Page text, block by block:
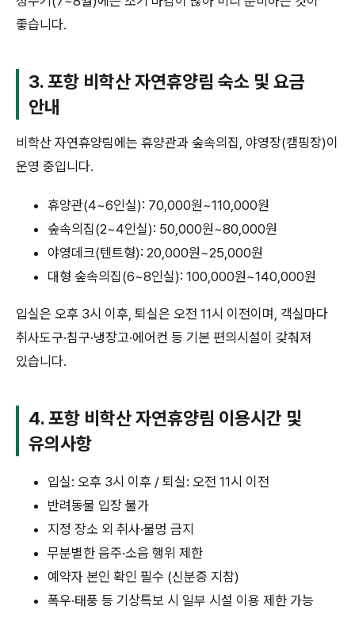
좋습니다.
3.포항 비학산 자연휴양림 숙소 및 요금
안내
비학산 자연휴양림에는 휴양관과 숲속의집, 야영장(캠핑장)이
운영 중입니다.
휴양관(4~6인실): 70,000원~110,000원
숲속의집(2~4인실): 50,000원~80,000원
야영데크(텐트형): 20,000원~25,000원
대형 숲속의집(6~8인실): 100,000원~140,000원
입실은 오후 3시 이후, 퇴실은 오전 11시 이전이며, 객실마다
취사도구·침구·냉장고·에어컨 등 기본 편의시설이 갖춰져
있습니다.
4.포항 비학산 자연휴양림 이용시간 및
유의사항
입실: 오후 3시 이후 / 퇴실: 오전 11시 이전
반려동물 입장 불가
지정 장소 외 취사·불멍 금지
무분별한 음주·소음 행위 제한
예약자 본인 확인 필수 (신분증 지참)
폭우·태풍 등 기상특보 시 일부 시설 이용 제한 가능